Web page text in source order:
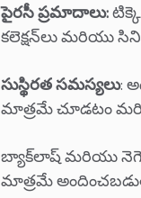
పైరసీ ప్రమాదాలు:
కలెక్షన్‌లు మరియు
సుస్థిరత సమస్యలు:
మాత్రమే చూడటం
బ్యాక్‌లాష్ మరియు
మాత్రమే